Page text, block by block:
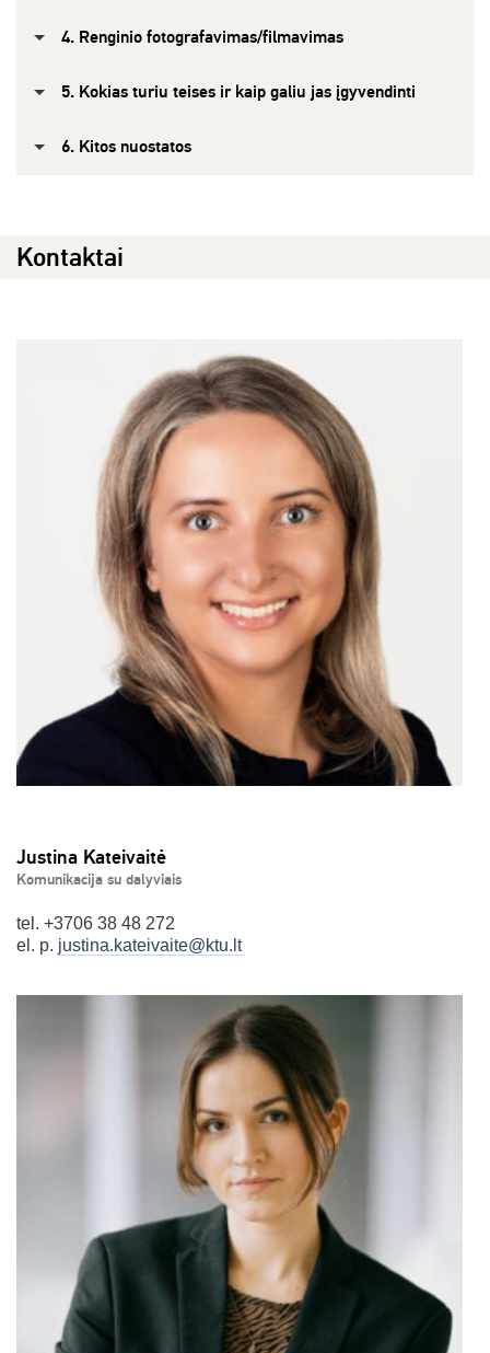
4. Renginio fotografavimas/filmavimas
5. Kokias turiu teises ir kaip galiu jas įgyvendinti
6. Kitos nuostatos
Kontaktai
Justina Kateivaitė
Komunikacija su dalyviais
tel. +3706 38 48 272
el. p. justina.kateivaite@ktu.lt